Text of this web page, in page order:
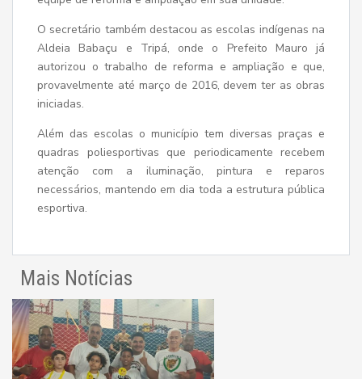
O secretário também destacou as escolas indígenas na
Aldeia Babaçu e Tripá, onde o Prefeito Mauro já
autorizou o trabalho de reforma e ampliação e que,
provavelmente até março de 2016, devem ter as obras
iniciadas.
Além das escolas o município tem diversas praças e
quadras poliesportivas que periodicamente recebem
atenção com a iluminação, pintura e reparos
necessários, mantendo em dia toda a estrutura pública
esportiva.
Mais Notícias